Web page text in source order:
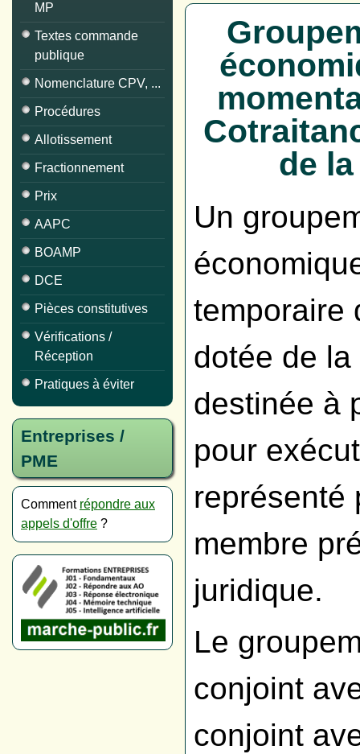
MP
Textes commande
publique
Nomenclature CPV, ...
Procédures
Allotissement
Fractionnement
Prix
AAPC
BOAMP
DCE
Pièces constitutives
Vérifications /
Réception
Pratiques à éviter
Entreprises /
PME
Comment répondre aux
appels d'offre ?
de
Un
temporaire
dotée de
destinée à
pour
représenté
membre
juridique.
Le
conjoint
conjoint